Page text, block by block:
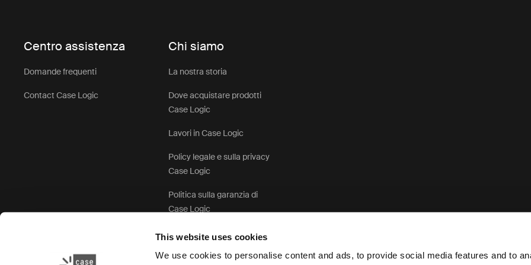
This website uses cookies
We use cookies to personalise content and ads, to provide social media features and to
Centro assistenza
Domande frequenti
Contact Case Logic
Chi siamo
La nostra storia
Dove acquistare prodotti
Case Logic
Lavori in Case Logic
Policy legale e sulla privacy
Case Logic
Politica sulla garanzia di
Case Logic